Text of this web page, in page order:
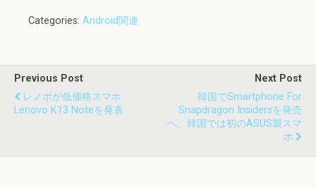
Categories: Android関連
Previous Post
レノボが低価格スマホ
Lenovo K13 Noteを発表
Next Post
韓国でSmartphone For
Snapdragon Insidersを発売
へ、韓国では初のASUS製スマ
ホ